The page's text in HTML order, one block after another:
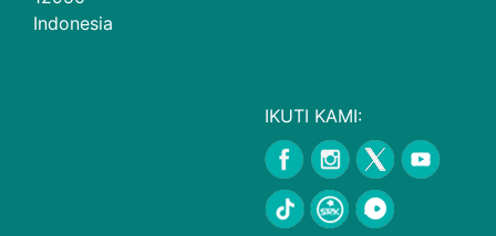
Indonesia
IKUTI KAMI: